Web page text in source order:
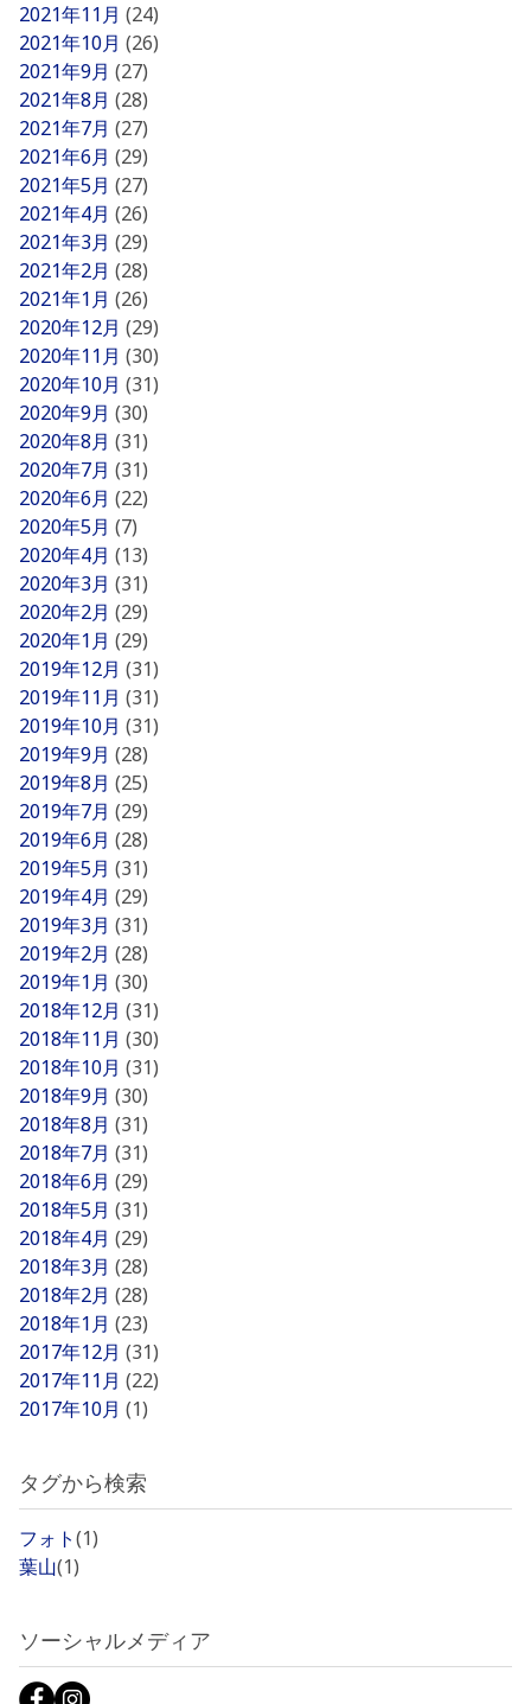
2021年11月 (24)
2021年10月 (26)
2021年9月 (27)
2021年8月 (28)
2021年7月 (27)
2021年6月 (29)
2021年5月 (27)
2021年4月 (26)
2021年3月 (29)
2021年2月 (28)
2021年1月 (26)
2020年12月 (29)
2020年11月 (30)
2020年10月 (31)
2020年9月 (30)
2020年8月 (31)
2020年7月 (31)
2020年6月 (22)
2020年5月 (7)
2020年4月 (13)
2020年3月 (31)
2020年2月 (29)
2020年1月 (29)
2019年12月 (31)
2019年11月 (31)
2019年10月 (31)
2019年9月 (28)
2019年8月 (25)
2019年7月 (29)
2019年6月 (28)
2019年5月 (31)
2019年4月 (29)
2019年3月 (31)
2019年2月 (28)
2019年1月 (30)
2018年12月 (31)
2018年11月 (30)
2018年10月 (31)
2018年9月 (30)
2018年8月 (31)
2018年7月 (31)
2018年6月 (29)
2018年5月 (31)
2018年4月 (29)
2018年3月 (28)
2018年2月 (28)
2018年1月 (23)
2017年12月 (31)
2017年11月 (22)
2017年10月 (1)
タグから検索
フォト(1)
葉山(1)
ソーシャルメディア